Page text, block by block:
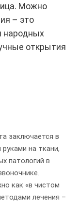
Можно
– это
народных
открытия
заключается в
на ткани,
патологий в
как «в чистом
лечения –